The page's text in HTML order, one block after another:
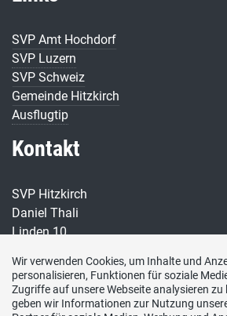
SVP Amt Hochdorf
SVP Luzern
SVP Schweiz
Gemeinde Hitzkirch
Ausflugtip
Kontakt
SVP Hitzkirch
Daniel Thali
Linden 10
E-Mail
info@svp-hitzkirch.ch
Wir verwenden Cookies, um Inhalte und
personalisieren, Funktionen für soziale
Zugriffe auf unsere Webseite analysieren
geben wir Informationen zur Nutzung